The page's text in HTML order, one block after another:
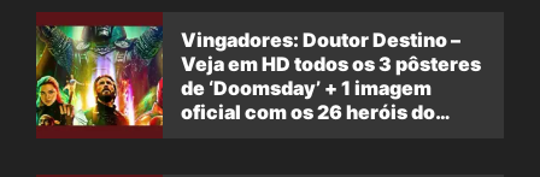
Vingadores: Doutor Destino –
Veja em HD todos os 3 pôsteres
de ‘Doomsday’ + 1 imagem
oficial com os 26 heróis do